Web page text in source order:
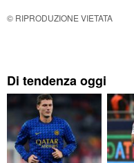
© RIPRODUZIONE VIETATA
Di tendenza oggi